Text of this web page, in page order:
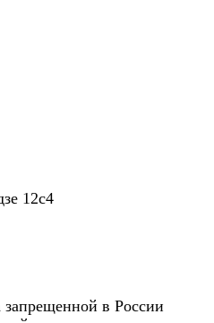
12с4
в России